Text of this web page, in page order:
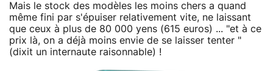
Mais le stock des modèles les moins chers a quand
même fini par s'épuiser relativement vite, ne laissant
que ceux à plus de 80 000 yens (615 euros) ... "et à ce
prix là, on a déjà moins envie de se laisser tenter "
(dixit un internaute raisonnable) !